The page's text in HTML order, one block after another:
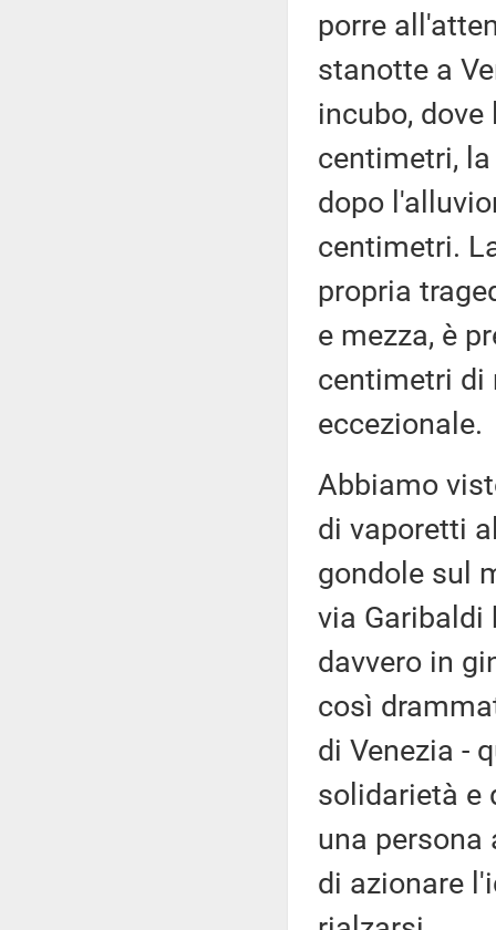
porre
stanotte a
incubo,
centimetri,
dopo
centimetri.
propria
e mezza, è
centimetri di
eccezionale.
Abbiamo
di vaporetti
gondole sul
via Garibaldi
davvero in
così
di Venezia -
solidarietà e
una persona
di azionare